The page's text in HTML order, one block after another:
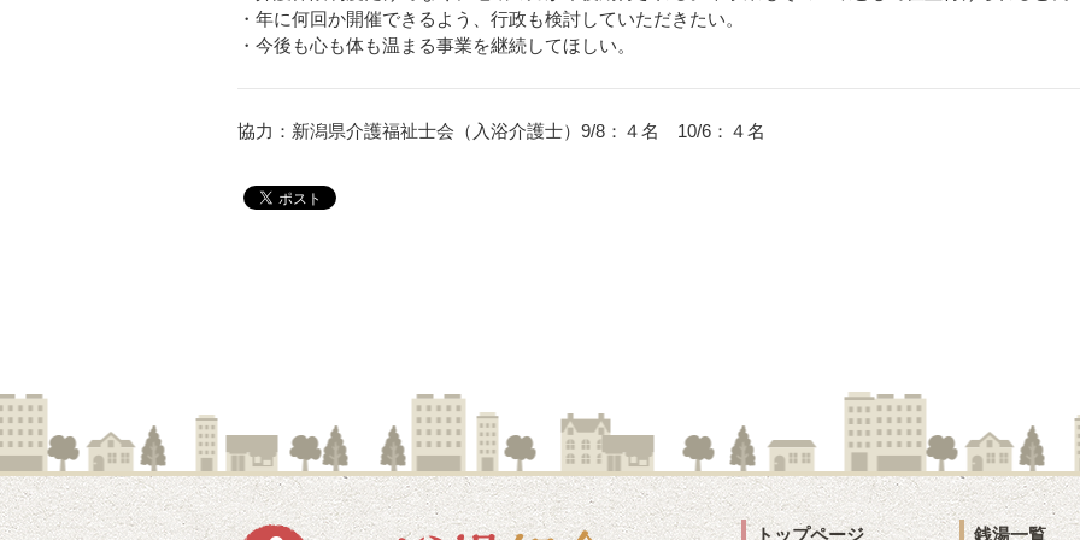
・年に何回か開催できるよう、行政も検討していただきたい。
・今後も心も体も温まる事業を継続してほしい。
協力：新潟県介護福祉士会（入浴介護士）9/8：４名 10/6：４名
トップページ 銭湯一覧